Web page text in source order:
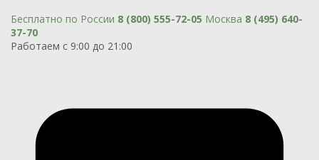
Бесплатно по России 8 (800) 555-72-05 Москва 8 (495) 640-
37-70
Работаем с 9:00 до 21:00